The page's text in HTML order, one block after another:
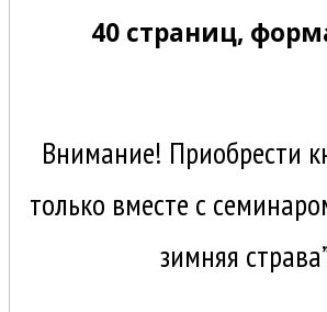
40 страниц,
Внимание! Приобрести
только вместе с
зимняя